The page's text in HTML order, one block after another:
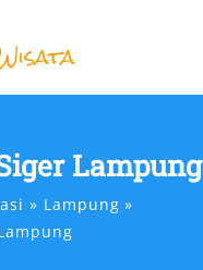
Lampung
Lampung